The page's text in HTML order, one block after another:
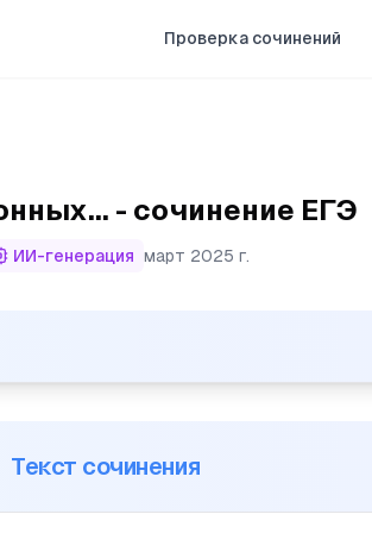
Проверка сочинений
- сочинение ЕГЭ
ИИ-генерация март 2025 г.
прозвучало обращение
Текст сочинения